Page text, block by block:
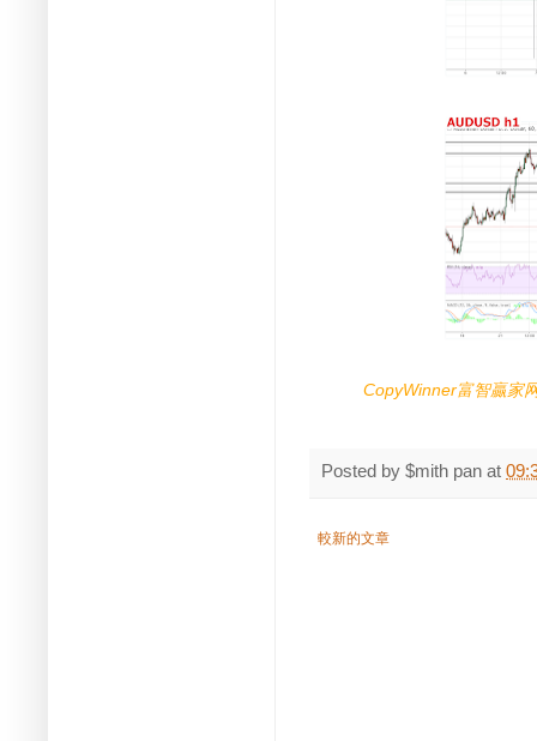
CopyWinner富智贏家
Posted by $mith pan at
較新的文章